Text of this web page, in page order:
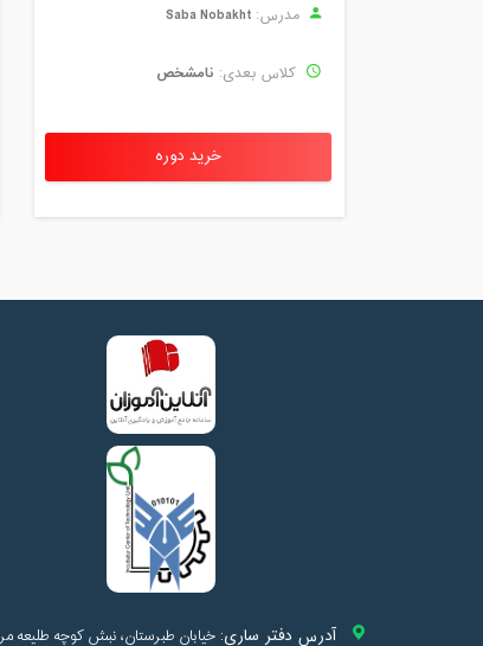
مدرس: Saba Nobakht
کلاس بعدی: نامشخص
خرید دوره
آدرس دفتر ساری: خیابان طبرستان، نبش کوچه طلیعه